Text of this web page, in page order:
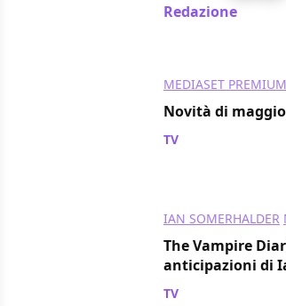
Redazione
MEDIASET PREMIUM
Novità di
TV
IAN SOMERHALDER
The Vampire
anticipazioni di
TV